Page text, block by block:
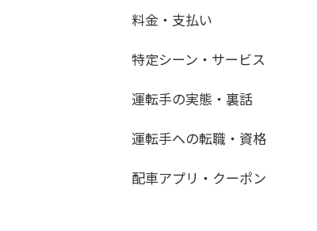
料金・支払い
特定シーン・サービス
運転手の実態・裏話
運転手への転職・資格
配車アプリ・クーポン